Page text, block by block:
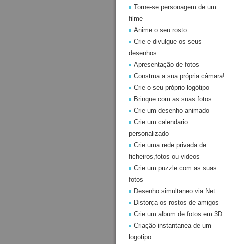
Torne-se personagem de um
filme
Anime o seu rosto
Crie e divulgue os seus
desenhos
Apresentação de fotos
Construa a sua própria câmara!
Crie o seu próprio logótipo
Brinque com as suas fotos
Crie um desenho animado
Crie um calendario
personalizado
Crie uma rede privada de
ficheiros,fotos ou videos
Crie um puzzle com as suas
fotos
Desenho simultaneo via Net
Distorça os rostos de amigos
Crie um album de fotos em 3D
Criaçâo instantanea de um
logotipo